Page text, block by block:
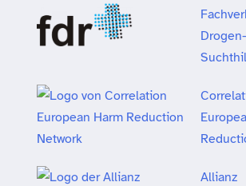
Allianz